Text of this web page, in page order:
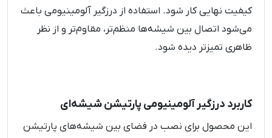
کیفیت نهایی کار شود. استفاده از درزگیر آلومینیومی باعث
می‌شود اتصال بین شیشه‌ها منظم‌تر، مقاوم‌تر و از نظر
ظاهری تمیزتر دیده شود.
کاربرد درزگیر آلومینیومی پارتیشن شیشه‌ای
این محصول برای نصب در فضای بین شیشه‌های پارتیشن